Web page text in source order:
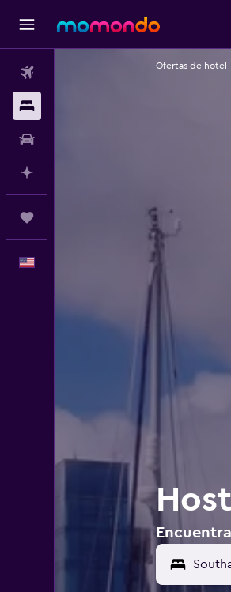
Ofertas de hotel